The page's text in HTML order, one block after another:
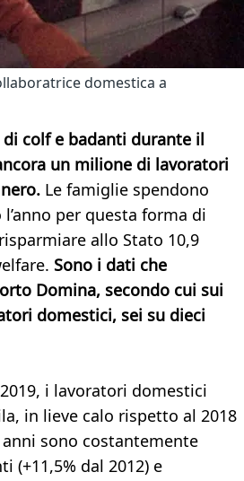
domestica a
colf e badanti durante il
un milione di lavoratori
Le famiglie spendono
per questa forma di
allo Stato 10,9
Sono i dati che
Domina, secondo cui sui
domestici, sei su dieci
i lavoratori domestici
in lieve calo rispetto al 2018
sono costantemente
(+11,5% dal 2012) e